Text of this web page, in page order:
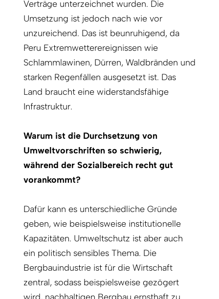
Verträge unterzeichnet wurden. Die
Umsetzung ist jedoch nach wie vor
unzureichend. Das ist beunruhigend, da
Peru Extremwetterereignissen wie
Schlammlawinen, Dürren, Waldbränden und
starken Regenfällen ausgesetzt ist. Das
Land braucht eine widerstandsfähige
Infrastruktur.
Warum ist die Durchsetzung von
Umweltvorschriften so schwierig,
während der Sozialbereich recht gut
vorankommt?
Dafür kann es unterschiedliche Gründe
geben, wie beispielsweise institutionelle
Kapazitäten. Umweltschutz ist aber auch
ein politisch sensibles Thema. Die
Bergbauindustrie ist für die Wirtschaft
zentral, sodass beispielsweise gezögert